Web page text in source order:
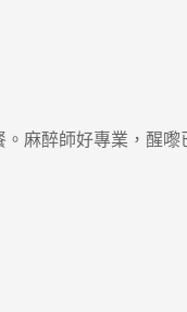
麻醉師好專業，醒嚟